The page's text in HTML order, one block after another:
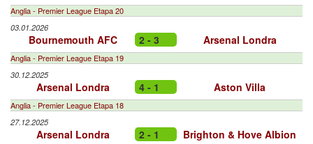
Anglia - Premier League Etapa 20
03.01.2026
Bournemouth AFC 2 - 3 Arsenal Londra
Anglia - Premier League Etapa 19
30.12.2025
Arsenal Londra 4 - 1 Aston Villa
Anglia - Premier League Etapa 18
27.12.2025
Arsenal Londra 2 - 1 Brighton & Hove Albion